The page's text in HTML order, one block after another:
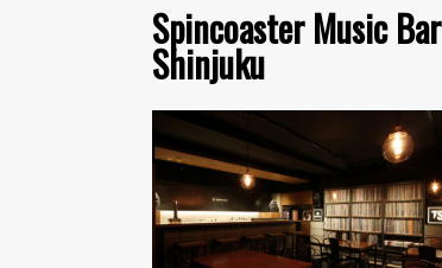
Spincoaster Music Bar
Shinjuku